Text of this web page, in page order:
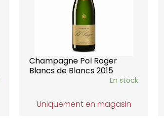
Champagne Pol Roger
Blancs de Blancs 2015
En stock
Uniquement en magasin